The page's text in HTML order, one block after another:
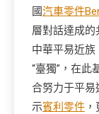
國汽車零件
層對話達成
中華平易近族
“臺獨”，在此
合努力于平
示賓利零件